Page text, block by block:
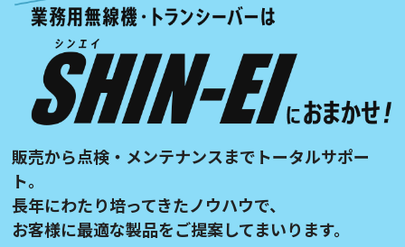
販売から点検・メンテナンスまでトータルサポー
ト。
長年にわたり培ってきたノウハウで、
お客様に最適な製品をご提案してまいります。